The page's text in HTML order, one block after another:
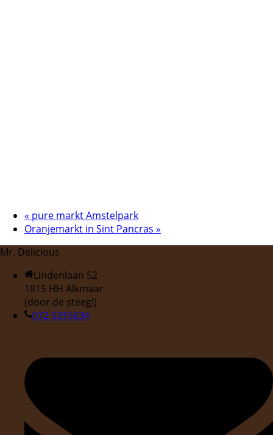
« pure markt Amstelpark
Oranjemarkt in Sint Pancras »
Mr. Delicious
Lindenlaan 52
1815 HH Alkmaar
(door de steeg!)
072 5315634